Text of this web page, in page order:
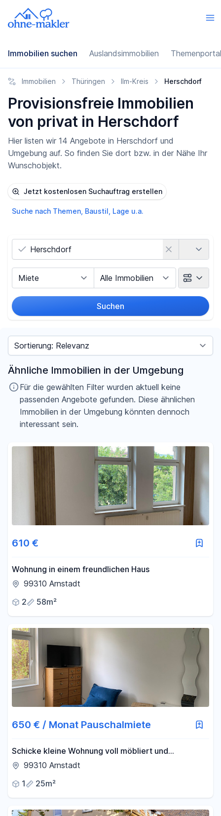
Immobilien suchen Auslandsimmobilien
Immobilien Thüringen Ilm-Kreis Herschdorf
Provisionsfreie Immobilien
von privat in Herschdorf
Hier listen wir 14 Angebote in Herschdorf und
Umgebung auf. So finden Sie dort bzw. in der Nähe Ihr
Wunschobjekt.
Jetzt kostenlosen Suchauftrag erstellen
Suche nach Themen, Baustil, Lage u.a.
Suchen
Preis
m²
Filter für Fläche zurücksetzen
Sortieren nach
Ähnliche Immobilien in der Umgebung
Für die gewählten Filter wurden aktuell keine
passenden Angebote gefunden. Diese ähnlichen
Immobilien in der Umgebung könnten dennoch
interessant sein.
610 €
Wohnung in einem freundlichen Haus
99310 Arnstadt
2
58m²
650 € / Monat Pauschalmiete
Schicke kleine Wohnung voll möbliert und
löffelfertig incl. WLAN
99310 Arnstadt
1
25m²